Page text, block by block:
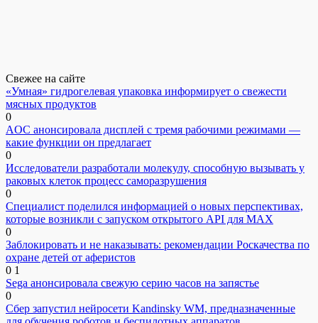
Свежее на сайте
«Умная» гидрогелевая упаковка информирует о свежести
мясных продуктов
0
AOC анонсировала дисплей с тремя рабочими режимами —
какие функции он предлагает
0
Исследователи разработали молекулу, способную вызывать у
раковых клеток процесс саморазрушения
0
Специалист поделился информацией о новых перспективах,
которые возникли с запуском открытого API для МАХ
0
Заблокировать и не наказывать: рекомендации Роскачества по
охране детей от аферистов
0 1
Sega анонсировала свежую серию часов на запястье
0
Сбер запустил нейросети Kandinsky WM, предназначенные